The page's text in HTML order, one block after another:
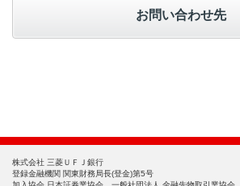
お問い合わせ先
株式会社 三菱ＵＦＪ銀行
登録金融機関 関東財務局長(登金)第5号